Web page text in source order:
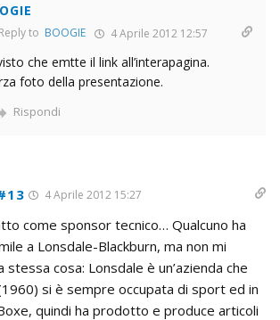
Reply to BOOGIE 4 Aprile 2012 12:57
che emtte il link all’interapagina.
foto della presentazione.
Rispondi
4 Aprile 2012 15:27
come sponsor tecnico… Qualcuno ha
a Lonsdale-Blackburn, ma non mi
cosa: Lonsdale è un’azienda che
si è sempre occupata di sport ed in
quindi ha prodotto e produce articoli